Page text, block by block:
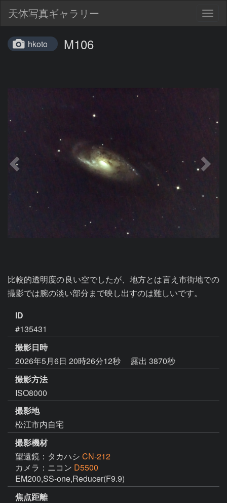
天体写真ギャラリー
hkoto M106
比較的透明度の良い空でしたが、地方とは言え市街地での
撮影では腕の淡い部分まで映し出すのは難しいです。
ID
#135431
撮影日時
2026年5月6日 20時26分12秒
露出 3870秒
撮影方法
ISO8000
撮影地
松江市内自宅
撮影機材
望遠鏡：タカハシ CN-212
カメラ：ニコン D5500
EM200,SS-one,Reducer(F9.9)
焦点距離